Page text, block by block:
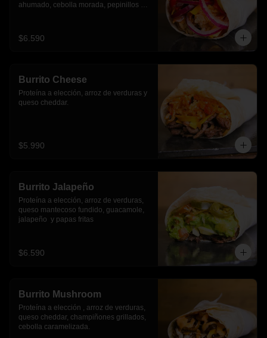
ahumado, cebolla morada, pepinillos y
$6.590
Burrito Cheese
Proteína a elección, arroz de verduras y
queso cheddar.
$5.990
Burrito Jalapeño
Proteína a elección, arroz de verduras,
queso mantecoso fundido, guacamole,
jalapeño  y papas fritas
$6.590
Burrito Mushroom
Proteína a elección , arroz de verduras,
queso cheddar, champiñones grillados,
cebolla caramelizada.